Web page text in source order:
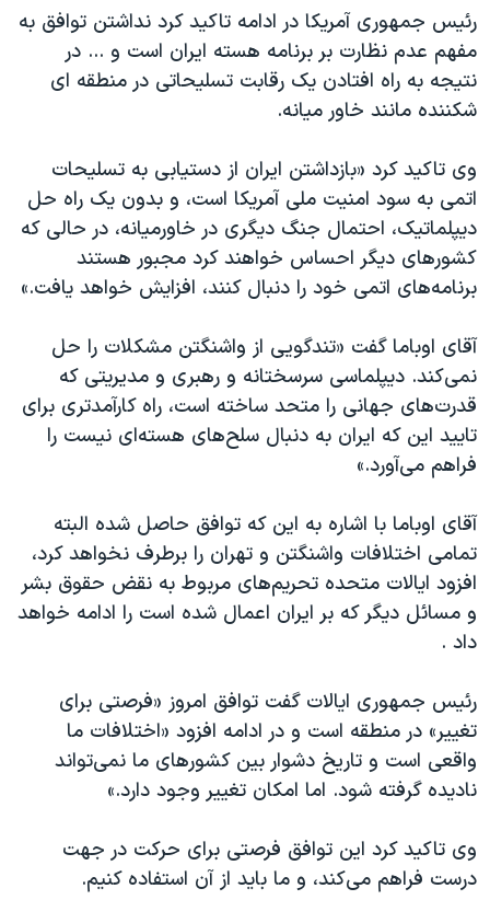
رئیس جمهوری آمریکا در ادامه تاکید کرد نداشتن توافق به
مفهم عدم نظارت بر برنامه هسته ایران است و ... در
نتیجه به راه افتادن یک رقابت تسلیحاتی در منطقه ای
شکننده مانند خاور میانه.
وی تاکید کرد «بازداشتن ایران از دستیابی به تسلیحات
اتمی به سود امنیت ملی آمریکا است، و بدون یک راه حل
دیپلماتیک، احتمال جنگ دیگری در خاورمیانه، در حالی که
کشورهای دیگر احساس خواهند کرد مجبور هستند
برنامه‌های اتمی خود را دنبال کنند، افزایش خواهد یافت.»
آقای اوباما گفت «تندگویی از واشنگتن مشکلات را حل
نمی‌کند. دیپلماسی سرسختانه و رهبری و مدیریتی که
قدرت‌های جهانی را متحد ساخته است، راه کارآمدتری برای
تایید این که ایران به دنبال سلح‌های هسته‌ای نیست را
فراهم می‌آورد.»
آقای اوباما با اشاره به این که توافق حاصل شده البته
تمامی اختلافات واشنگتن و تهران را برطرف نخواهد کرد،
افزود ایالات متحده تحریم‌های مربوط به نقض حقوق بشر
و مسائل دیگر که بر ایران اعمال شده است را ادامه خواهد
داد .
رئیس جمهوری ایالات گفت توافق امروز «فرصتی برای
تغییر» در منطقه است و در ادامه افزود «اختلافات ما
واقعی است و تاریخ دشوار بین کشورهای ما نمی‌تواند
نادیده گرفته شود. اما امکان تغییر وجود دارد.»
وی تاکید کرد این توافق فرصتی برای حرکت در جهت
درست فراهم می‌کند، و ما باید از آن استفاده کنیم.